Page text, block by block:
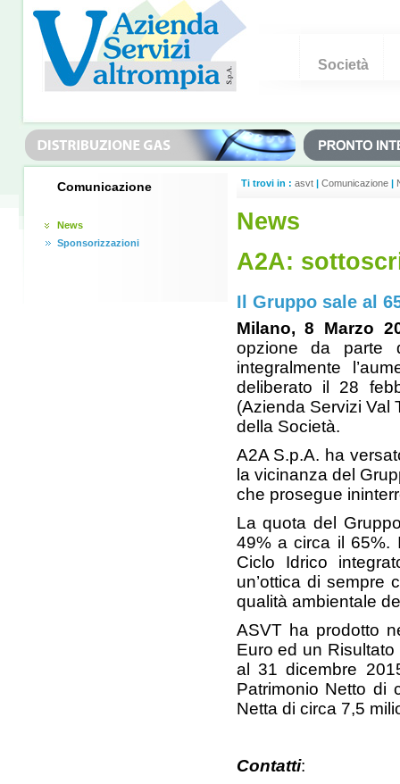
Società
Comunicazione
News
Sponsorizzazioni
Ti trovi in : asvt | Comunicazione |
News
A2A:
Il Gruppo sale al
Milano, 8 Marzo
opzione da parte
integralmente
deliberato il 28
(Azienda Servizi Val
della Società.
A2A S.p.A. ha
la vicinanza del
che prosegue
La quota del
49% a circa il 65%.
Ciclo Idrico
un’ottica di sempre
qualità ambientale
ASVT ha prodotto
Euro ed un
al 31 dicembre
Patrimonio Netto di
Netta di circa 7,5
Contatti: